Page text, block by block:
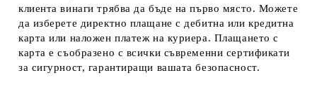
клиента винаги трябва да бъде на първо място. Можете
да изберете директно плащане с дебитна или кредитна
карта или наложен платеж на куриера. Плащането с
карта е съобразено с всички съвременни сертификати
за сигурност, гарантиращи вашата безопасност.